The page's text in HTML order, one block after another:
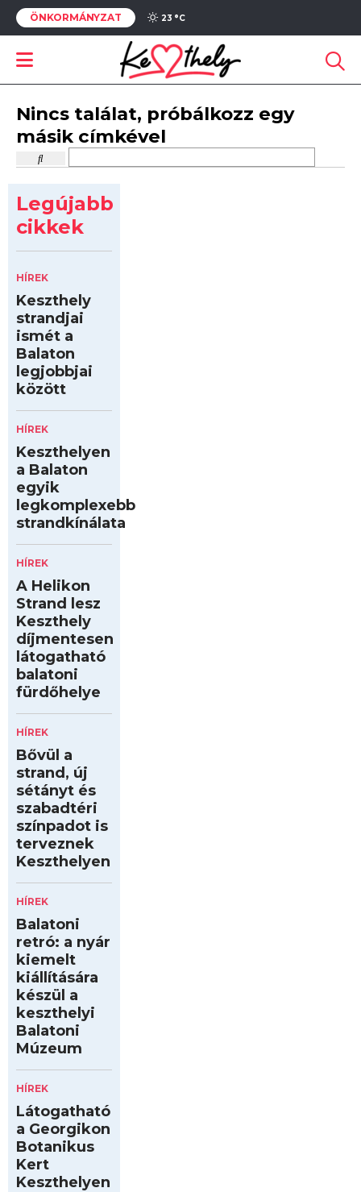
ÖNKORMÁNYZAT 23 °C
Nincs találat, próbálkozz egy
másik címkével
Legújabb
cikkek
HÍREK
Keszthely
strandjai
ismét a
Balaton
legjobbjai
között
HÍREK
Keszthelyen
a Balaton
egyik
legkomplexebb
strandkínálata
HÍREK
A Helikon
Strand lesz
Keszthely
díjmentesen
látogatható
balatoni
fürdőhelye
HÍREK
Bővül a
strand, új
sétányt és
szabadtéri
színpadot is
terveznek
Keszthelyen
HÍREK
Balatoni
retró: a nyár
kiemelt
kiállítására
készül a
keszthelyi
Balatoni
Múzeum
HÍREK
Látogatható
a Georgikon
Botanikus
Kert
Keszthelyen